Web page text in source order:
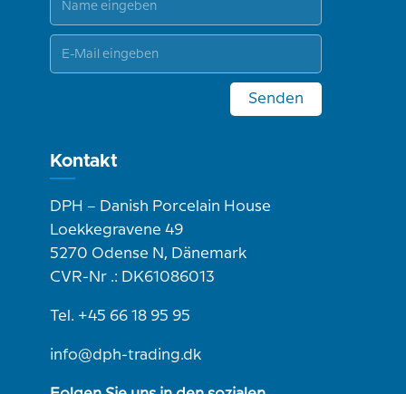
Senden
Kontakt
DPH – Danish Porcelain House
Loekkegravene 49
5270 Odense N, Dänemark
CVR-Nr .: DK61086013
Tel. +45 66 18 95 95
info@dph-trading.dk